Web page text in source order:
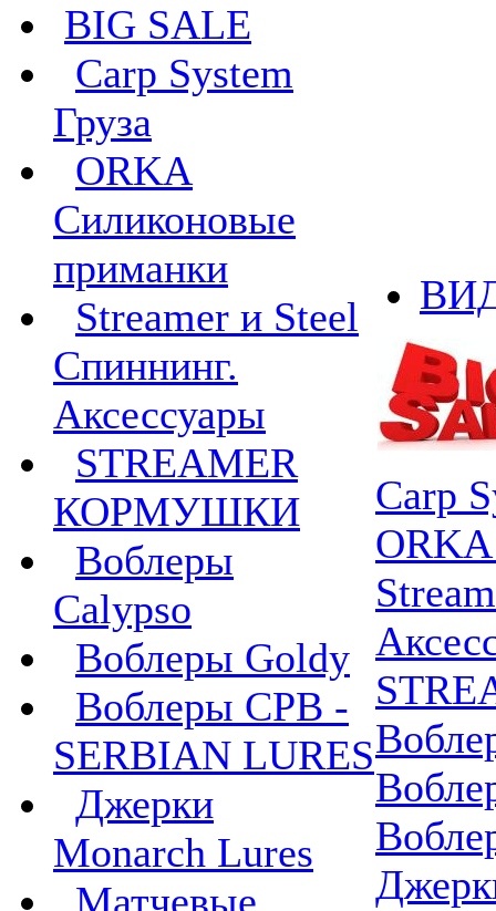
BIG SALE
Carp System
Груза
ORKA
Силиконовые
приманки
Streamer и Steel
Спиннинг.
Аксессуары
STREAMER
КОРМУШКИ
Воблеры
Calypso
Воблеры Goldy
Воблеры СРВ -
SERBIAN LURES
Джерки
Monarch Lures
Матчевые
Carp